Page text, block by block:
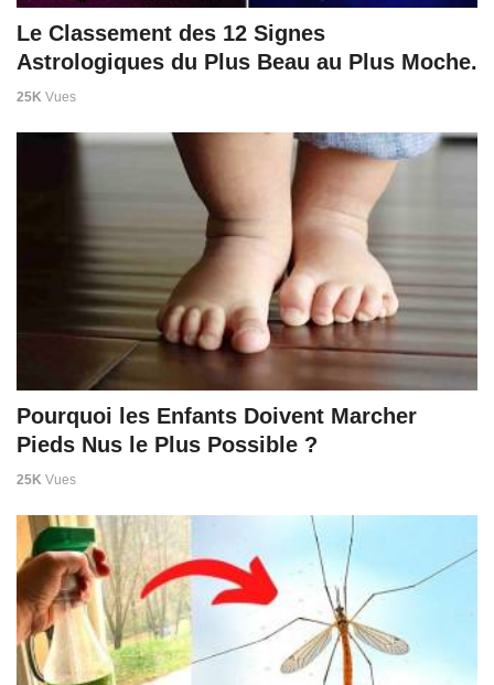
Le Classement des 12 Signes
Astrologiques du Plus Beau au Plus Moche.
25K Vues
Pourquoi les Enfants Doivent Marcher
Pieds Nus le Plus Possible ?
25K Vues